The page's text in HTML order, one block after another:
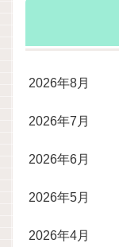
2026年8月
2026年7月
2026年6月
2026年5月
2026年4月